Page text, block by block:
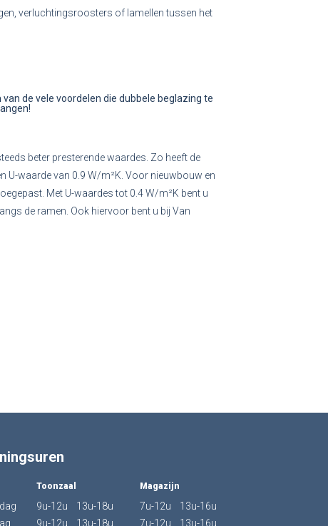
verluchtingsroosters of lamellen tussen het
de vele voordelen die dubbele beglazing te
beter presterende waardes. Zo heeft de
U-waarde van 0.9 W/m²K. Voor nieuwbouw en
Met U-waardes tot 0.4 W/m²K bent u
de ramen. Ook hiervoor bent u bij Van
Toonzaal
9u-12u 13u-18u
9u-12u 13u-18u
Magazijn
7u-12u 13u-16u
7u-12u 13u-16u